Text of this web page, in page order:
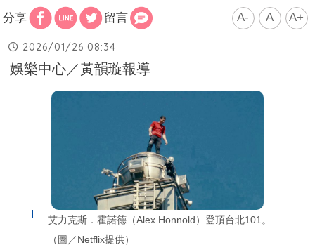
分享 留言 A- A A+
2026/01/26 08:34
娛樂中心／黃韻璇報導
艾力克斯．霍諾德（Alex Honnold）登頂台北101。
（圖／Netflix提供）